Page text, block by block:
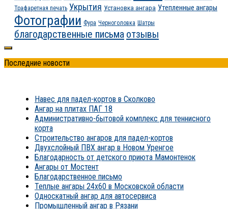
Трафаретная печать Укрытия Установка ангара Утепленные ангары
Фотографии Фура Черноголовка Шатры
благодарственные письма отзывы
Последние новости
Навес для падел-кортов в Сколково
Ангар на плитах ПАГ 18
Административно-бытовой комплекс для теннисного
корта
Строительство ангаров для падел-кортов
Двухслойный ПВХ ангар в Новом Уренгое
Благодарность от детского приюта Мамонтенок
Ангары от Мостент
Благодарственное письмо
Теплые ангары 24х60 в Московской области
Односкатный ангар для автосервиса
Промышленный ангар в Рязани